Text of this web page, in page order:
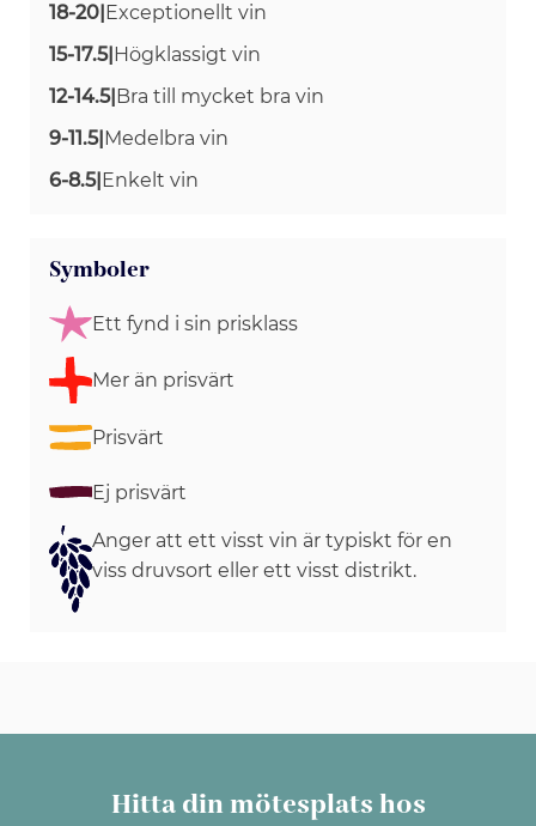
18-20 Exceptionellt vin
15-17.5| Högklassigt vin
12-14.5| Bra till mycket bra vin
9-11.5| Medelbra vin
6-8.5| Enkelt vin
Symboler
Ett fynd i sin prisklass
Mer än prisvärt
Prisvärt
Ej prisvärt
Anger att ett visst vin är typiskt för en
viss druvsort eller ett visst distrikt.
Hitta din mötesplats hos